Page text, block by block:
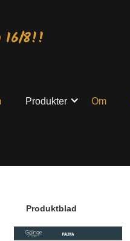
16/8!!
Produkter Om
Produktblad